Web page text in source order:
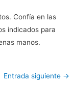
Confía en las
indicados para
manos.
Entrada siguiente →